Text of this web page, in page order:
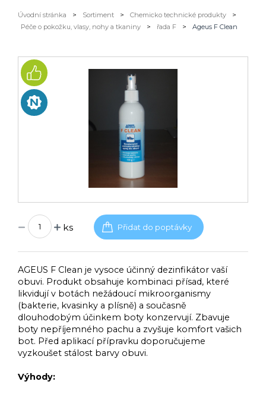
Úvodní stránka > Sortiment > Chemicko technické produkty
>
Péče o pokožku, vlasy, nohy a tkaniny
> řada F > Ageus F Clean
ks
AGEUS F Clean je vysoce účinný dezinfikátor vaší
obuvi. Produkt obsahuje kombinaci přísad, které
likvidují v botách nežádoucí mikroorganismy
(bakterie, kvasinky a plísně) a současně
dlouhodobým účinkem boty konzervují. Zbavuje
boty nepříjemného pachu a zvyšuje komfort vašich
bot. Před aplikací přípravku doporučujeme
vyzkoušet stálost barvy obuvi.
Výhody: